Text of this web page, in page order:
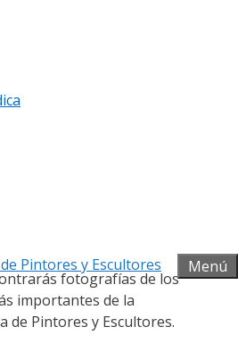
Menú
fotográfica
fotografías de los
importantes de la
de Pintores y Escultores.